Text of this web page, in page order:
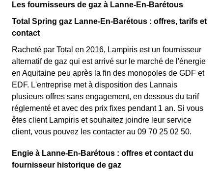
Les fournisseurs de gaz à Lanne-En-Barétous
Total Spring gaz Lanne-En-Barétous : offres, tarifs et
contact
Racheté par Total en 2016, Lampiris est un fournisseur
alternatif de gaz qui est arrivé sur le marché de l'énergie
en Aquitaine peu après la fin des monopoles de GDF et
EDF. L'entreprise met à disposition des Lannais
plusieurs offres sans engagement, en dessous du tarif
réglementé et avec des prix fixes pendant 1 an. Si vous
êtes client Lampiris et souhaitez joindre leur service
client, vous pouvez les contacter au 09 70 25 02 50.
Engie à Lanne-En-Barétous : offres et contact du
fournisseur historique de gaz